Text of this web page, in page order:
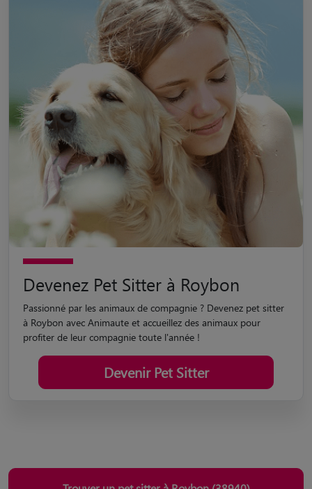
Devenez Pet Sitter à Roybon
Passionné par les animaux de compagnie ? Devenez pet sitter
à Roybon avec Animaute et accueillez des animaux pour
profiter de leur compagnie toute l'année !
Devenir Pet Sitter